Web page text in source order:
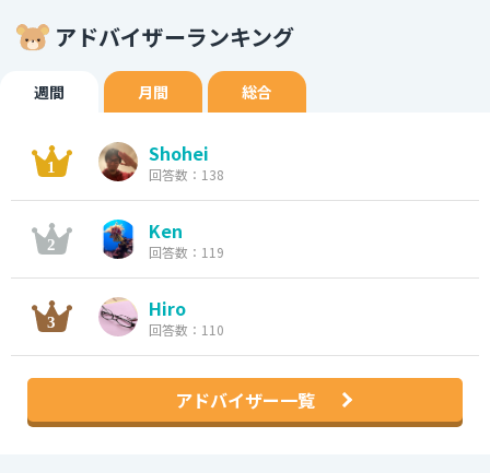
アドバイザーランキング
週間 月間 総合
Shohei
回答数：138
Ken
回答数：119
Hiro
回答数：110
アドバイザー一覧